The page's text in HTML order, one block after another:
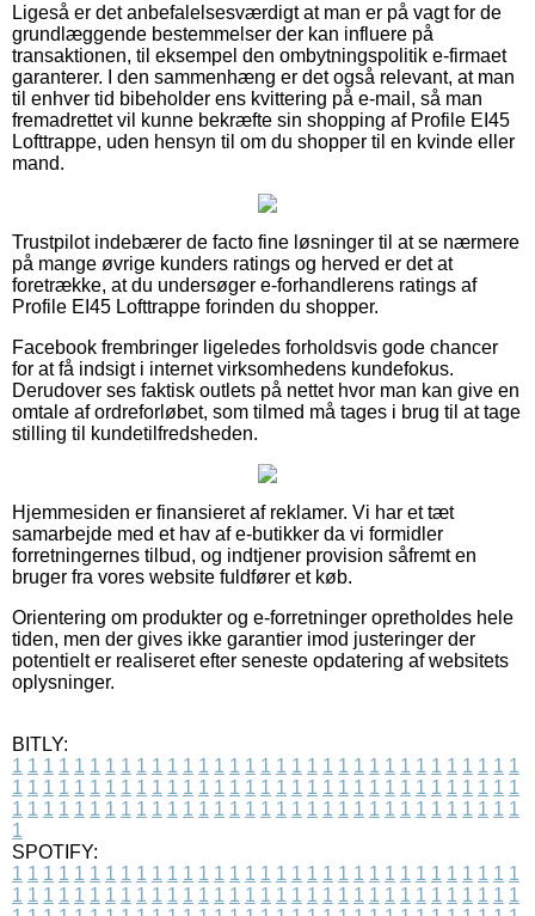
Ligeså er det anbefalelsesværdigt at man er på vagt for de
grundlæggende bestemmelser der kan influere på
transaktionen, til eksempel den ombytningspolitik e-firmaet
garanterer. I den sammenhæng er det også relevant, at man
til enhver tid bibeholder ens kvittering på e-mail, så man
fremadrettet vil kunne bekræfte sin shopping af Profile EI45
Lofttrappe, uden hensyn til om du shopper til en kvinde eller
mand.
Trustpilot indebærer de facto fine løsninger til at se nærmere
på mange øvrige kunders ratings og herved er det at
foretrække, at du undersøger e-forhandlerens ratings af
Profile EI45 Lofttrappe forinden du shopper.
Facebook frembringer ligeledes forholdsvis gode chancer
for at få indsigt i internet virksomhedens kundefokus.
Derudover ses faktisk outlets på nettet hvor man kan give en
omtale af ordreforløbet, som tilmed må tages i brug til at tage
stilling til kundetilfredsheden.
Hjemmesiden er finansieret af reklamer. Vi har et tæt
samarbejde med et hav af e-butikker da vi formidler
forretningernes tilbud, og indtjener provision såfremt en
bruger fra vores website fuldfører et køb.
Orientering om produkter og e-forretninger opretholdes hele
tiden, men der gives ikke garantier imod justeringer der
potentielt er realiseret efter seneste opdatering af websitets
oplysninger.
BITLY:
1 1 1 1 1 1 1 1 1 1 1 1 1 1 1 1 1 1 1 1 1 1 1 1 1 1 1 1 1 1 1 1 1
1 1 1 1 1 1 1 1 1 1 1 1 1 1 1 1 1 1 1 1 1 1 1 1 1 1 1 1 1 1 1 1 1
1 1 1 1 1 1 1 1 1 1 1 1 1 1 1 1 1 1 1 1 1 1 1 1 1 1 1 1 1 1 1 1 1
1
SPOTIFY:
1 1 1 1 1 1 1 1 1 1 1 1 1 1 1 1 1 1 1 1 1 1 1 1 1 1 1 1 1 1 1 1 1
1 1 1 1 1 1 1 1 1 1 1 1 1 1 1 1 1 1 1 1 1 1 1 1 1 1 1 1 1 1 1 1 1